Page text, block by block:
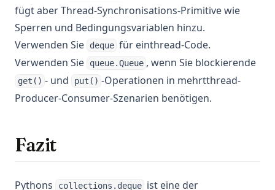
fügt aber Thread-Synchronisations-Primitive wie
Sperren und Bedingungsvariablen hinzu.
Verwenden Sie
deque für einthread-Code.
Verwenden Sie
queue.Queue , wenn Sie blockierende
get() - und put() -Operationen in mehrtthread-
Producer-Consumer-Szenarien benötigen.
Fazit
Pythons collections.deque ist eine der